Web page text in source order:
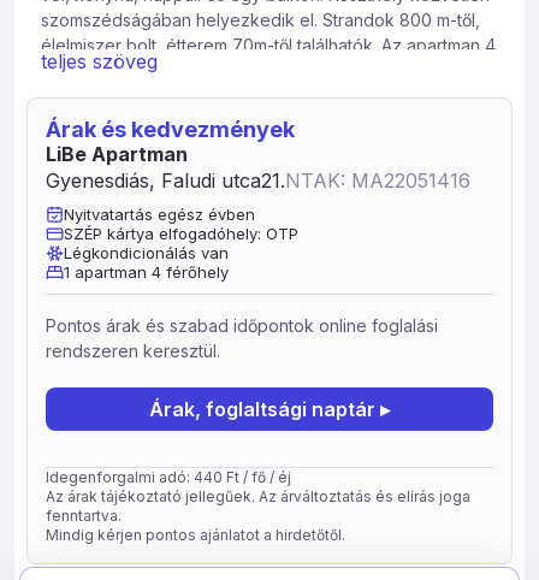
szomszédságában helyezkedik el. Strandok 800 m-től,
élelmiszer bolt, étterem 70m-től találhatók. Az apartman 4
fős de igény szerint pótágyazható.
teljes szöveg
Árak és kedvezmények
LiBe Apartman
Gyenesdiás, Faludi utca21.NTAK: MA22051416
Nyitvatartás egész évben
SZÉP kártya elfogadóhely: OTP
Légkondicionálás van
1 apartman 4 férőhely
Pontos árak és szabad időpontok online foglalási
rendszeren keresztül.
Árak, foglaltsági naptár ▸
Idegenforgalmi adó: 440 Ft / fő / éj
Az árak tájékoztató jellegűek. Az árváltoztatás és elírás joga
fenntartva.
Mindig kérjen pontos ajánlatot a hirdetőtől.